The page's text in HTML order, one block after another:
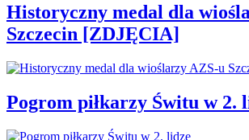
Historyczny medal dla
Szczecin [ZDJĘCIA]
Pogrom piłkarzy Świtu w 2.